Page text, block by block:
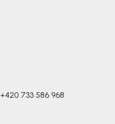
+420 733 586 968